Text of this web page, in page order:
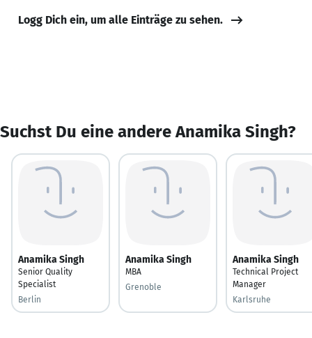
Logg Dich ein, um alle Einträge zu sehen.
Suchst Du eine andere Anamika Singh?
Anamika Singh
Senior Quality
Specialist
Berlin
Anamika Singh
MBA
Grenoble
Anamika Singh
Technical Project
Manager
Karlsruhe